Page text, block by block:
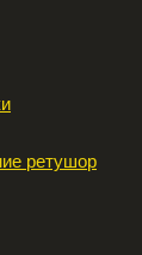
ретушор